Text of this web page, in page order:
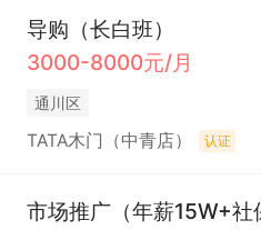
导购（长白班）
3000-8000元/月
通川区
TATA木门（中青店） 认证
市场推广（年薪15W+社